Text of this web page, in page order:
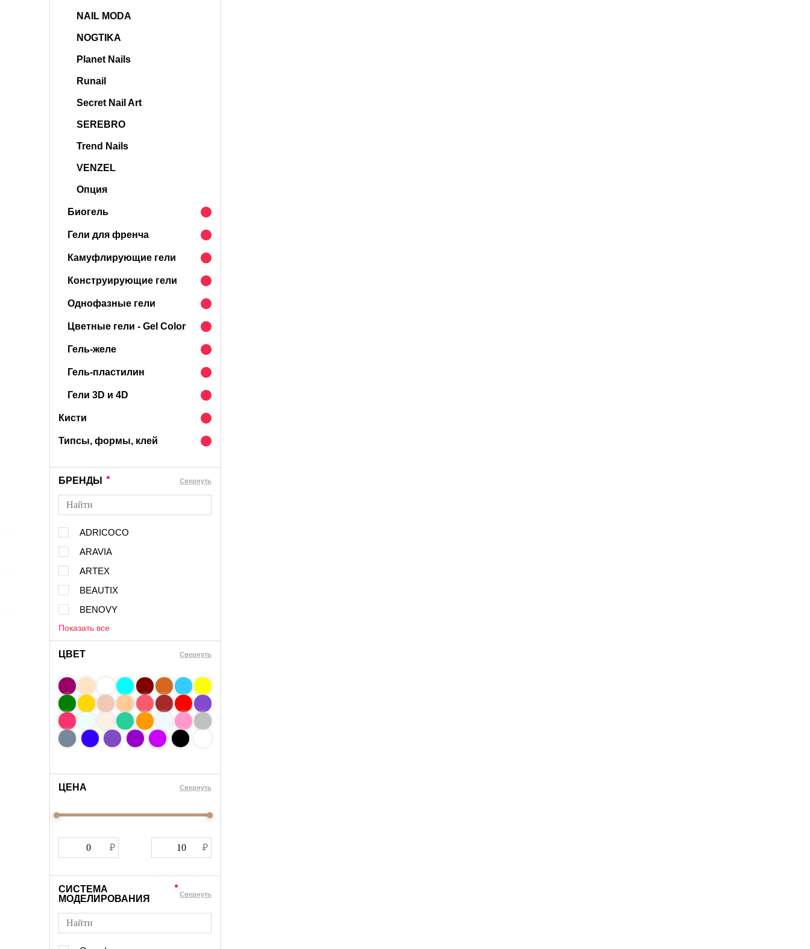
NAIL MODA
NOGTIKA
Planet Nails
Runail
Secret Nail Art
SEREBRO
Trend Nails
VENZEL
Опция
Биогель
Гели для френча
Камуфлирующие гели
Конструирующие гели
Однофазные гели
Цветные гели - Gel Color
Гель-желе
Гель-пластилин
Гели 3D и 4D
Кисти
Типсы, формы, клей
БРЕНДЫ Cвернуть
ADRICOCO
ARAVIA
ARTEX
BEAUTIX
BENOVY
Показать все
ЦВЕТ Свернуть
ЦЕНА Cвернуть
СИСТЕМА
МОДЕЛИРОВАНИЯ
Cвернуть